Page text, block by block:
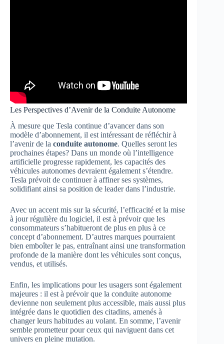
Les Perspectives d’Avenir de la Conduite Autonome
À mesure que Tesla continue d’avancer dans son
modèle d’abonnement, il est intéressant de réfléchir à
l’avenir de la conduite autonome. Quelles seront les
prochaines étapes? Dans un monde où l’intelligence
artificielle progresse rapidement, les capacités des
véhicules autonomes devraient également s’étendre.
Tesla prévoit de continuer à affiner ses systèmes,
solidifiant ainsi sa position de leader dans l’industrie.
Avec un accent mis sur la sécurité, l’efficacité et la mise
à jour régulière du logiciel, il est à prévoir que les
consommateurs s’habitueront de plus en plus à ce
concept d’abonnement. D’autres marques pourraient
bien emboîter le pas, entraînant ainsi une transformation
profonde de la manière dont les véhicules sont conçus,
vendus, et utilisés.
Enfin, les implications pour les usagers sont également
majeures : il est à prévoir que la conduite autonome
devienne non seulement plus accessible, mais aussi plus
intégrée dans le quotidien des citadins, amenés à
changer leurs habitudes au volant. En somme, l’avenir
semble prometteur pour ceux qui naviguent dans cet
univers en pleine mutation.